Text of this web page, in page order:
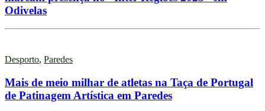
Odivelas
Desporto, Paredes
Mais de meio milhar de atletas na Taça de Portugal
de Patinagem Artística em Paredes